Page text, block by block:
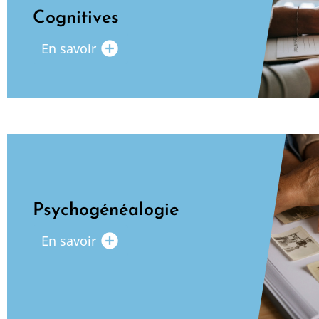
Cognitives
En savoir add_circle
Psychogénéalogie
En savoir add_circle